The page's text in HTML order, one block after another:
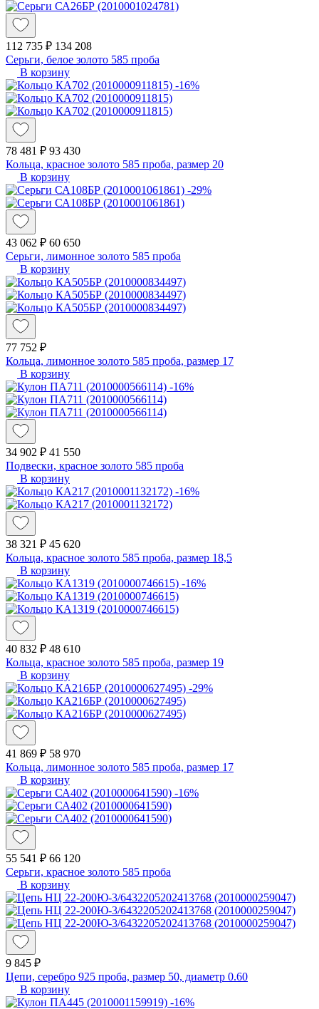
112 735 ₽ 134 208
Серьги, белое золото 585 проба
В корзину
-16%
78 481 ₽ 93 430
Кольца, красное золото 585 проба, размер 20
В корзину
-29%
43 062 ₽ 60 650
Серьги, лимонное золото 585 проба
В корзину
77 752 ₽
Кольца, лимонное золото 585 проба, размер 17
В корзину
-16%
34 902 ₽ 41 550
Подвески, красное золото 585 проба
В корзину
-16%
38 321 ₽ 45 620
Кольца, красное золото 585 проба, размер 18,5
В корзину
-16%
40 832 ₽ 48 610
Кольца, красное золото 585 проба, размер 19
В корзину
-29%
41 869 ₽ 58 970
Кольца, лимонное золото 585 проба, размер 17
В корзину
-16%
55 541 ₽ 66 120
Серьги, красное золото 585 проба
В корзину
9 845 ₽
Цепи, серебро 925 проба, размер 50, диаметр 0.60
В корзину
-16%